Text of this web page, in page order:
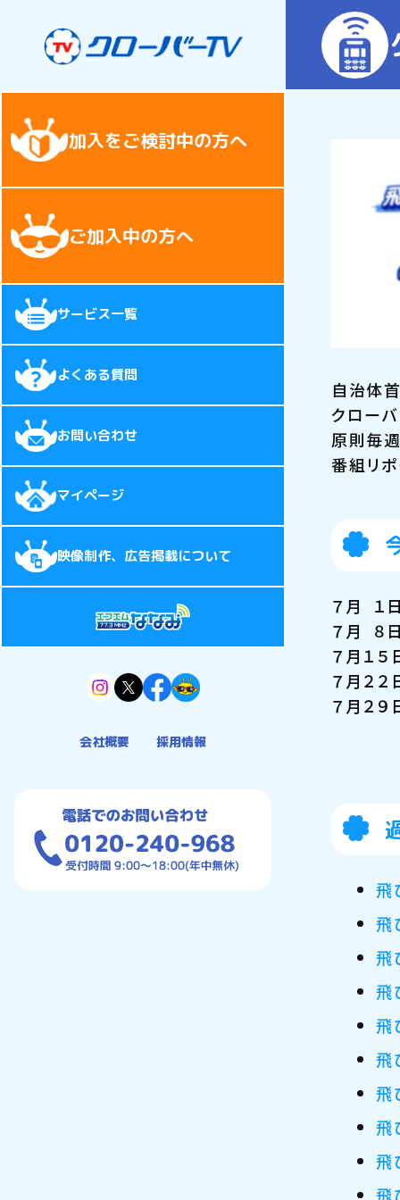
加入をご検討中の方へ
ご加入中の方へ
サービス一覧
よくある質問
お問い合わせ
マイページ
映像制作、広告掲載について
会社概要 採用情報
自治体
クロー
原則毎
番組リポ
７月 １
７月 ８
７月１
７月２
７月２
飛
飛
飛
飛
飛
飛
飛
飛
飛
飛